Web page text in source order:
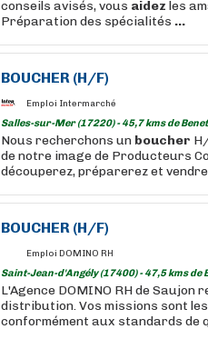
conseils avisés, vous aidez les
Préparation des spécialités ...
BOUCHER (H/F)
Emploi Intermarché
Salles-sur-Mer (17220) - 45,7 kms de
Nous recherchons un boucher
de notre image de Producteurs
découperez, préparerez et
BOUCHER (H/F)
Emploi DOMINO RH
Saint-Jean-d'Angély (17400) - 47,5 kms de
L'Agence DOMINO RH de Saujon
distribution. Vos missions sont
conformément aux standards de